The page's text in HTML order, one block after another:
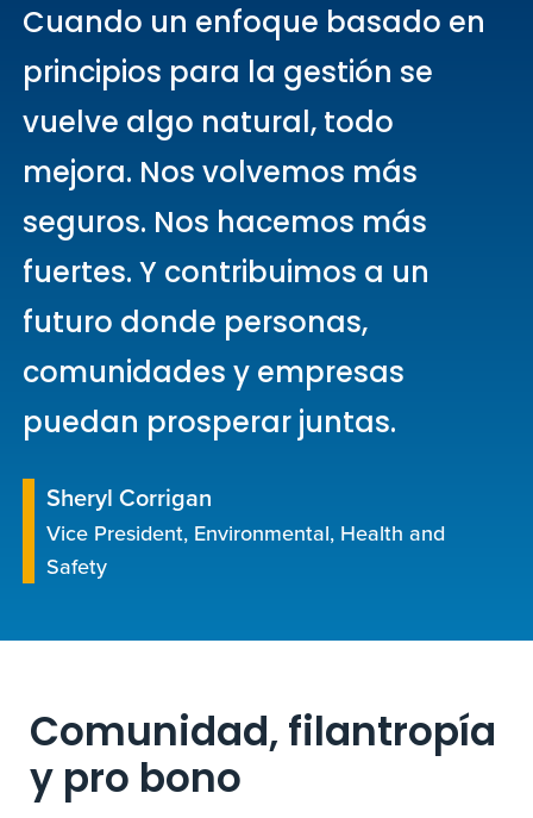
Cuando un enfoque basado en
principios para la gestión se
vuelve algo natural, todo
mejora. Nos volvemos más
seguros. Nos hacemos más
fuertes. Y contribuimos a un
futuro donde personas,
comunidades y empresas
puedan prosperar juntas.
Sheryl Corrigan
Vice President, Environmental, Health and
Safety
Comunidad, filantropía
y pro bono